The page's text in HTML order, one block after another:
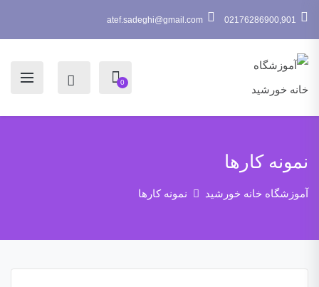
02176286900,901
atef.sadeghi@gmail.com
0
نمونه کارها
آموزشگاه خانه خورشید نمونه کارها